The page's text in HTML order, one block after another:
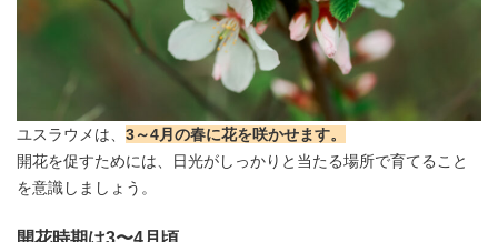
ユスラウメは、 3～4月の春に花を咲かせます。
開花を促すためには、日光がしっかりと当たる場所で育てること
を意識しましょう。